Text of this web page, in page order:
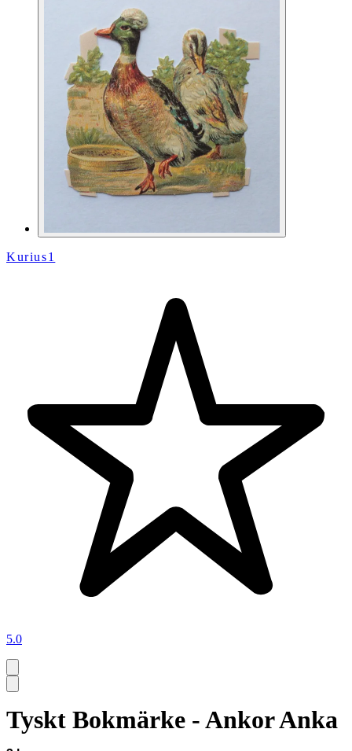
Kurius1
5.0
Tyskt Bokmärke - Ankor Anka